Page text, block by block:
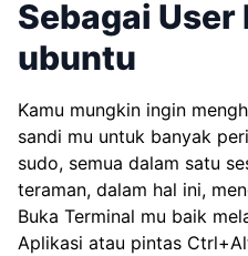
Sebagai
ubuntu
Kamu mungkin ingin
sandi mu untuk banyak
sudo, semua dalam satu
teraman, dalam hal ini,
Buka Terminal mu baik
Aplikasi atau pintas